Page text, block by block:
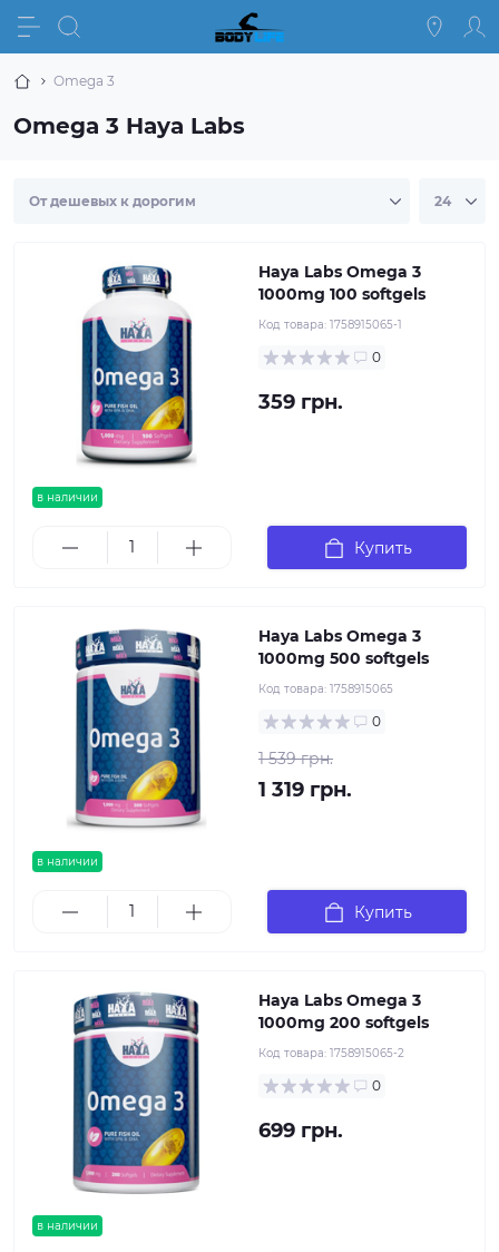
Omega 3
Omega 3 Haya Labs
в наличии
Haya Labs Omega 3
1000mg 100 softgels
Код товара: 1758915065-1
0
359 грн.
Купить
в наличии
Haya Labs Omega 3
1000mg 500 softgels
Код товара: 1758915065
0
1 539 грн.
1 319 грн.
Купить
в наличии
Haya Labs Omega 3
1000mg 200 softgels
Код товара: 1758915065-2
0
699 грн.